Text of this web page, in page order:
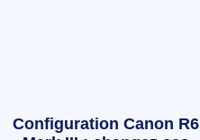
Configuration Canon R6